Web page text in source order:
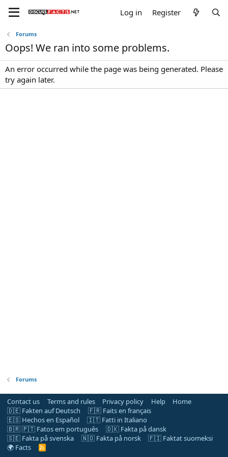
Log in Register
Forums
Oops! We ran into some problems.
An error occurred while the page was being generated. Please
try again later.
Forums
Contact us Terms and rules Privacy policy Help
Home
🇩🇪 Fakten auf Deutsch
🇫🇷 Faits en français
🇪🇸 Hechos en Español
🇮🇹 Fatti in Italiano
🇧🇷 🇵🇹 Fatos em português
🇩🇰 Fakta på dansk
🇸🇪 Fakta på svenska
🇳🇴 Fakta på norsk
🇫🇮 Faktat suomeksi
🌍 Facts
R